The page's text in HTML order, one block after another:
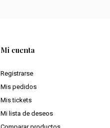
Mi cuenta
Registrarse
Mis pedidos
Mis tickets
Mi lista de deseos